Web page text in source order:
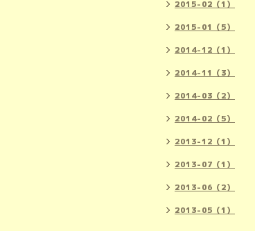
2015-02（1）
2015-01（5）
2014-12（1）
2014-11（3）
2014-03（2）
2014-02（5）
2013-12（1）
2013-07（1）
2013-06（2）
2013-05（1）